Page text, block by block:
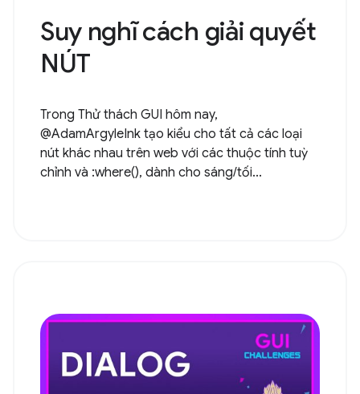
Suy nghĩ cách giải quyết
NÚT
Trong Thử thách GUI hôm nay,
@AdamArgyleInk tạo kiểu cho tất cả các loại
nút khác nhau trên web với các thuộc tính tuỳ
chỉnh và :where(), dành cho sáng/tối...